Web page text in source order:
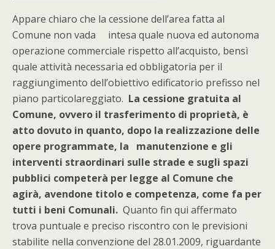
Appare chiaro che la cessione dell’area fatta al
Comune non vada intesa quale nuova ed autonoma
operazione commerciale rispetto all’acquisto, bensì
quale attività necessaria ed obbligatoria per il
raggiungimento dell’obiettivo edificatorio prefisso nel
piano particolareggiato. La cessione gratuita al
Comune, ovvero il trasferimento di proprietà, è
atto dovuto in quanto, dopo la realizzazione delle
opere programmate, la manutenzione e gli
interventi straordinari sulle strade e sugli spazi
pubblici competerà per legge al Comune che
agirà, avendone titolo e competenza, come fa per
tutti i beni Comunali. Quanto fin qui affermato
trova puntuale e preciso riscontro con le previsioni
stabilite nella convenzione del 28.01.2009, riguardante